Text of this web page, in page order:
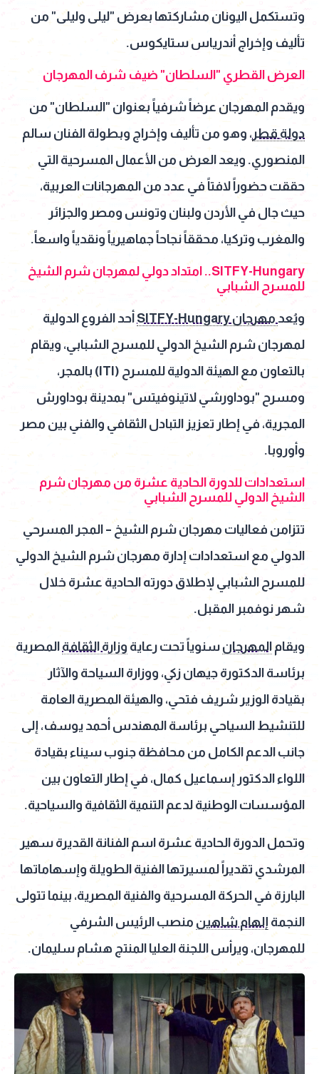
وتستكمل اليونان مشاركتها بعرض "ليلى وليلى" من
تأليف وإخراج أندرياس ستايكوس.
العرض القطري "السلطان" ضيف شرف المهرجان
ويقدم المهرجان عرضاً شرفياً بعنوان "السلطان" من
دولة قطر ، وهو من تأليف وإخراج وبطولة الفنان سالم
المنصوري. ويعد العرض من الأعمال المسرحية التي
حققت حضوراً لافتاً في عدد من المهرجانات العربية،
حيث جال في الأردن ولبنان وتونس ومصر والجزائر
والمغرب وتركيا، محققاً نجاحاً جماهيرياً ونقدياً واسعاً.
SITFY-Hungary.. امتداد دولي لمهرجان شرم الشيخ
للمسرح الشبابي
ويُعد مهرجان SITFY-Hungary
أحد الفروع الدولية
لمهرجان شرم الشيخ الدولي للمسرح الشبابي، ويقام
بالتعاون مع الهيئة الدولية للمسرح (ITI) بالمجر،
ومسرح "بوداورشي لاتينوفيتس" بمدينة بوداورش
المجرية، في إطار تعزيز التبادل الثقافي والفني بين مصر
وأوروبا.
استعدادات للدورة الحادية عشرة من مهرجان شرم
الشيخ الدولي للمسرح الشبابي
تتزامن فعاليات مهرجان شرم الشيخ – المجر المسرحي
الدولي مع استعدادات إدارة مهرجان شرم الشيخ الدولي
للمسرح الشبابي لإطلاق دورته الحادية عشرة خلال
شهر نوفمبر المقبل.
ويقامالمهرجان سنوياً تحت رعاية وزارة الثقافة المصرية
برئاسة الدكتورة جيهان زكي، ووزارة السياحة والآثار
بقيادة الوزير شريف فتحي، والهيئة المصرية العامة
للتنشيط السياحي برئاسة المهندس أحمد يوسف، إلى
جانب الدعم الكامل من محافظة جنوب سيناء بقيادة
اللواء الدكتور إسماعيل كمال، في إطار التعاون بين
المؤسسات الوطنية لدعم التنمية الثقافية والسياحية.
وتحمل الدورة الحادية عشرة اسم الفنانة القديرة سهير
المرشدي تقديراً لمسيرتها الفنية الطويلة وإسهاماتها
البارزة في الحركة المسرحية والفنية المصرية، بينما تتولى
النجمة إلهام شاهين منصب الرئيس الشرفي
للمهرجان، ويرأس اللجنة العليا المنتج هشام سليمان.